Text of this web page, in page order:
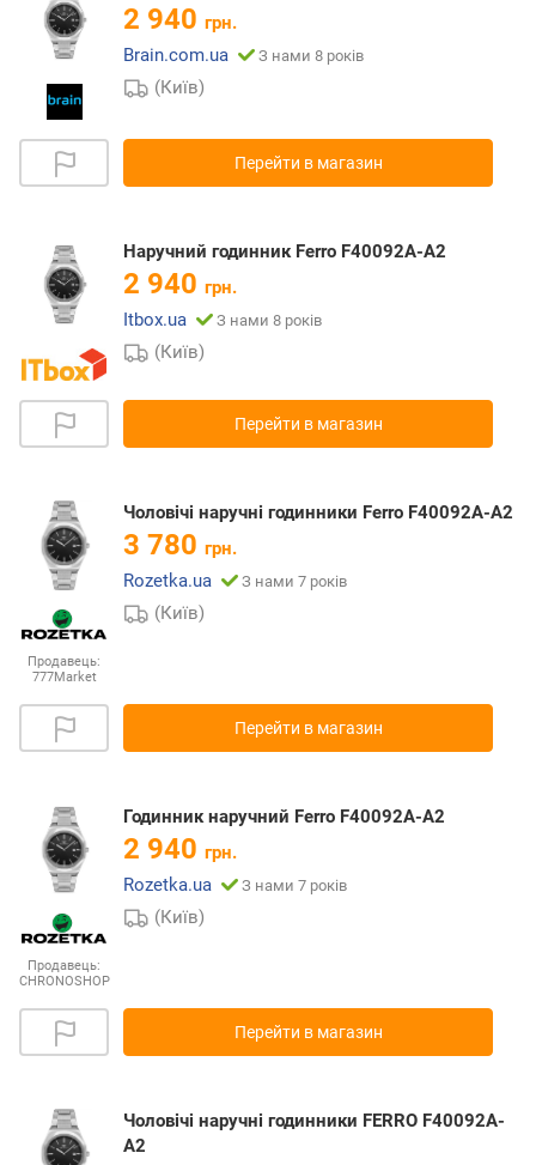
2 940 грн.
Brain.com.ua
З нами 8 років
(Київ)
Перейти в магазин
Наручний годинник Ferro F40092A-A2
2 940 грн.
Itbox.ua
З нами 8 років
(Київ)
Перейти в магазин
Продавець:
777Market
Чоловічі наручні годинники Ferro F40092A-A2
3 780 грн.
Rozetka.ua
З нами 7 років
(Київ)
Перейти в магазин
Продавець:
CHRONOSHOP
Годинник наручний Ferro F40092A-A2
2 940 грн.
Rozetka.ua
З нами 7 років
(Київ)
Перейти в магазин
Чоловічі наручні годинники FERRO F40092A-
A2